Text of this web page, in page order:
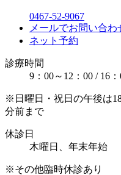
0467-52-9067
メールでお問い合わ
ネット予約
診療時間
9：00～12：00 / 16
※日曜日・祝日の午後は
分前まで
休診日
木曜日、年末年始
※その他臨時休診あり